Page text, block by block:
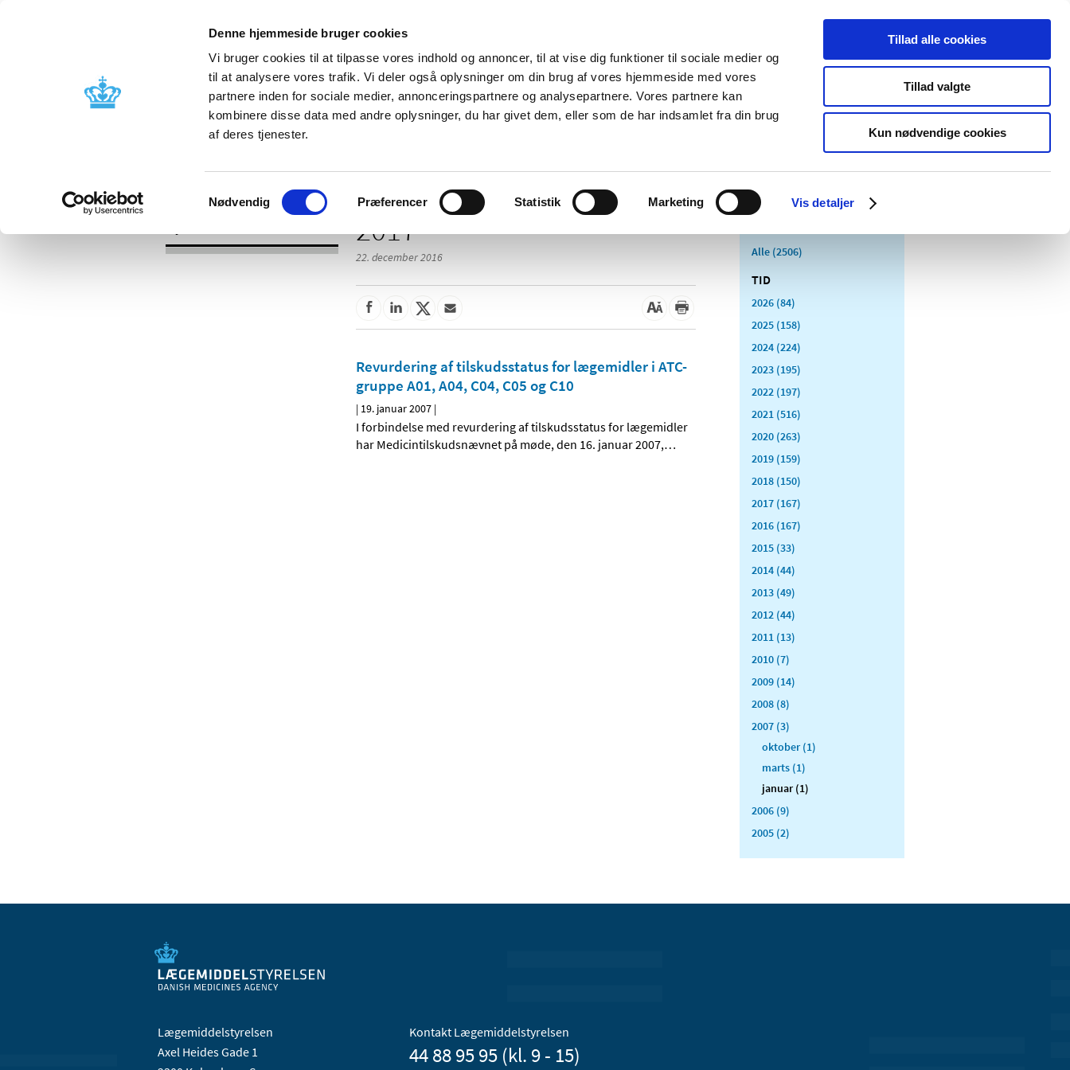
Denne hjemmeside bruger cookies
Vi bruger cookies til at tilpasse vores indhold og annoncer, til at vise dig funktioner til sociale medier og
til at analysere vores trafik. Vi deler også oplysninger om din brug af vores hjemmeside med vores
partnere inden for sociale medier, annonceringspartnere og analysepartnere. Vores partnere kan
kombinere disse data med andre oplysninger, du har givet dem, eller som de har indsamlet fra din brug
af deres tjenester.
Samtykkevalg
Nødvendig Præferencer Statistik Marketing Vis detaljer
Tillad alle cookies
Tillad valgte
Kun nødvendige cookies
Nyheder Om os Kontakt Udgivelser
Godkendelse og
Bivirkninger og
produktinformation
Tilskud og
Apoteker og salg af
Medicinsk
Særlige
produktområder
2017
22. december 2016
Revurdering af tilskudsstatus for lægemidler i ATC-
gruppe A01, A04, C04, C05 og C10
| 19. januar 2007 |
I forbindelse med revurdering af tilskudsstatus for lægemidler
har Medicintilskudsnævnet på møde, den 16. januar 2007,…
Alle (2506)
TID
2026 (84)
2025 (158)
2024 (224)
2023 (195)
2022 (197)
2021 (516)
2020 (263)
2019 (159)
2018 (150)
2017 (167)
2016 (167)
2015 (33)
2014 (44)
2013 (49)
2012 (44)
2011 (13)
2010 (7)
2009 (14)
2008 (8)
2007 (3)
oktober (1)
marts (1)
januar (1)
2006 (9)
2005 (2)
Lægemiddelstyrelsen
Axel Heides Gade 1
Kontakt Lægemiddelstyrelsen
44 88 95 95 (kl. 9 - 15)